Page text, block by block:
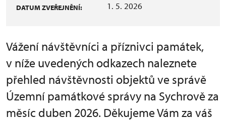
DATUM ZVEŘEJNĚNÍ: 1. 5. 2026
Vážení návštěvníci a příznivci památek,
v níže uvedených odkazech naleznete
přehled návštěvnosti objektů ve správě
Územní památkové správy na Sychrově za
měsíc duben 2026. Děkujeme Vám za váš